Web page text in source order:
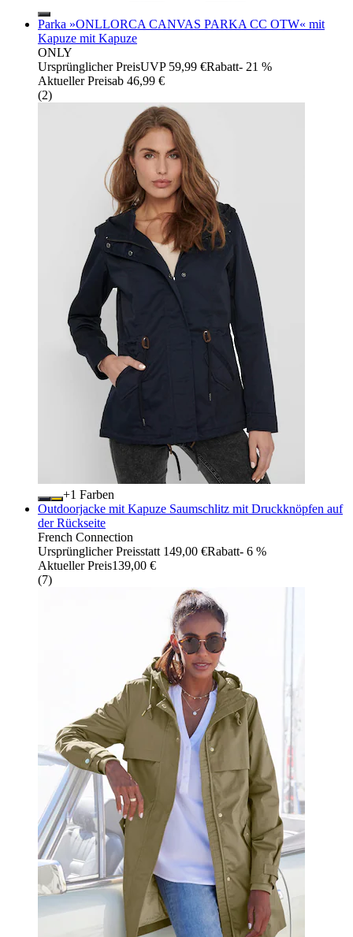
Parka »ONLLORCA CANVAS PARKA CC OTW« mit
Kapuze mit Kapuze
ONLY
Ursprünglicher PreisUVP 59,99 €Rabatt- 21 %
Aktueller Preisab 46,99 €
(2)
+
Farben
Outdoorjacke mit Kapuze Saumschlitz mit Druckknöpfen auf
der Rückseite
French Connection
Ursprünglicher Preisstatt 149,00 €Rabatt- 6 %
Aktueller Preis139,00 €
(7)